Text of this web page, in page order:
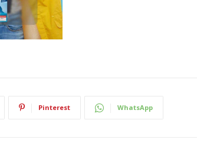
Pinterest WhatsApp